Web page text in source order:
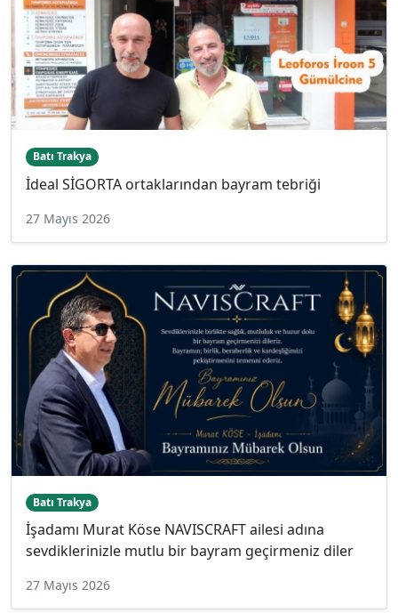
Batı Trakya
İdeal SİGORTA ortaklarından bayram tebriği
27 Mayıs 2026
Batı Trakya
İşadamı Murat Köse NAVISCRAFT ailesi adına
sevdiklerinizle mutlu bir bayram geçirmeniz diler
27 Mayıs 2026